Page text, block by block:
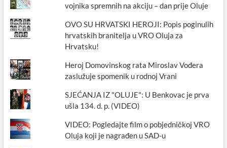
vojnika spremnih na akciju – dan prije Oluje
OVO SU HRVATSKI HEROJI: Popis poginulih
hrvatskih branitelja u VRO Oluja za
Hrvatsku!
Heroj Domovinskog rata Miroslav Vođera
zaslužuje spomenik u rodnoj Vrani
SJEĆANJA IZ "OLUJE": U Benkovac je prva
ušla 134. d. p. (VIDEO)
VIDEO: Pogledajte film o pobjedničkoj VRO
Oluja koji je nagrađen u SAD-u